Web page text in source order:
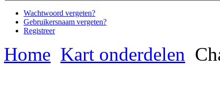
Wachtwoord vergeten?
Gebruikersnaam vergeten?
Registreer
Home Kart onderdelen